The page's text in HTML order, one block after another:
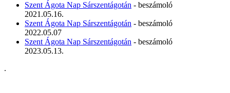
Szent Ágota Nap Sárszentágotán - beszámoló
2021.05.16.
Szent Ágota Nap Sárszentágotán - beszámoló
2022.05.07
Szent Ágota Nap Sárszentágotán - beszámoló
2023.05.13.
.